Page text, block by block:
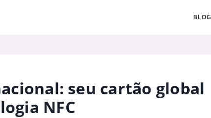
BLOG
seu cartão global
NFC